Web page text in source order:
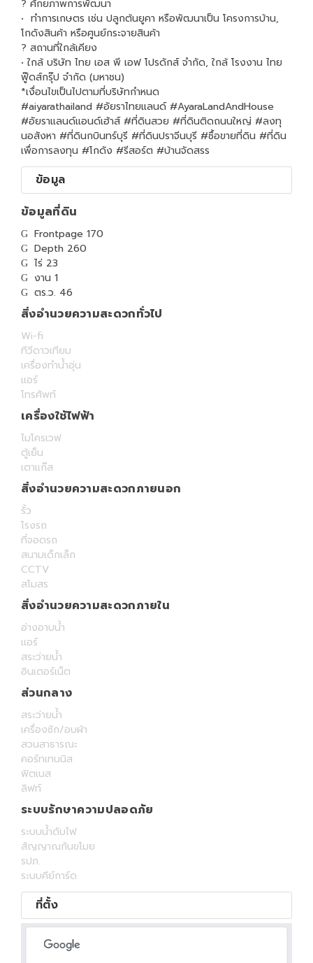
? ศักยภาพการพัฒนา
• ️ ทำการเกษตร เช่น ปลูกต้นยูคา หรือพัฒนาเป็น โครงการบ้าน,
โกดังสินค้า หรือศูนย์กระจายสินค้า
? สถานที่ใกล้เคียง
• ใกล้ บริษัท ไทย เอส พี เอฟ โปรดักส์ จำกัด, ใกล้ โรงงาน ไทย
ฟู๊ดส์กรุ๊ป จำกัด (มหาชน)
*เงื่อนไขเป็นไปตามที่บริษัทกำหนด
#aiyarathailand #อัยราไทยแลนด์ #AyaraLandAndHouse
#อัยราแลนด์แอนด์เฮ้าส์ #ที่ดินสวย #ที่ดินติดถนนใหญ่ #ลงทุ
นอสังหา #ที่ดินกบินทร์บุรี #ที่ดินปราจีนบุรี #ซื้อขายที่ดิน #ที่ดิน
เพื่อการลงทุน #โกดัง #รีสอร์ต #บ้านจัดสรร
ข้อมูล
ข้อมูลที่ดิน
Frontpage 170
Depth 260
ไร่ 23
งาน 1
ตร.ว. 46
สิ่งอำนวยความสะดวกทั่วไป
Wi-fi
ทีวีดาวเทียม
เครื่องทำน้ำอุ่น
แอร์
โทรศัพท์
เครื่องใช้ไฟฟ้า
ไมโครเวฟ
ตู้เย็น
เตาแก๊ส
สิ่งอำนวยความสะดวกภายนอก
รั้ว
โรงรถ
ที่จอดรถ
สนามเด็กเล็ก
CCTV
สโมสร
สิ่งอำนวยความสะดวกภายใน
อ่างอาบน้ำ
แอร์
สระว่ายน้ำ
อินเตอร์เน็ต
ส่วนกลาง
สระว่ายน้ำ
เครื่องซัก/อบผ้า
สวนสาธารณะ
คอร์ทเทนนิส
ฟิตเนส
ลิฟท์
ระบบรักษาความปลอดภัย
ระบบน้ำดับไฟ
สัญญาณกันขโมย
รปภ.
ระบบคีย์การ์ด
ที่ตั้ง